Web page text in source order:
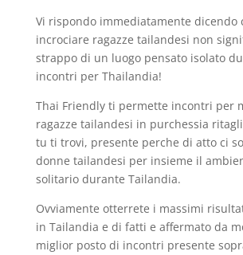
Vi rispondo immediatamente dicendo
incrociare ragazze tailandesi non
strappo di un luogo pensato isolato
incontri per Thailandia!
Thai Friendly ti permette incontri per
ragazze tailandesi in purchessia
tu ti trovi, presente perche di atto ci
donne tailandesi per insieme il
solitario durante Tailandia.
Ovviamente otterrete i massimi
in Tailandia e di fatti e affermato da
miglior posto di incontri presente